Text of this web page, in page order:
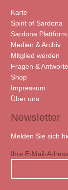
Karte
Spirit of Sardona
Sardona Plattform
Medien & Archiv
Mitglied werden
Fragen &
Shop
Impressum
Über uns
Newsletter
Melden Sie sich
Ihre E-Mail-